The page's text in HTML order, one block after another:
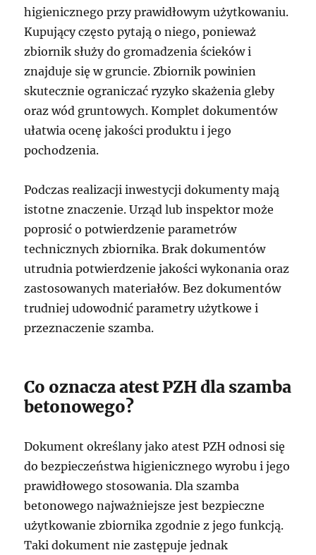
higienicznego przy prawidłowym użytkowaniu.
Kupujący często pytają o niego, ponieważ
zbiornik służy do gromadzenia ścieków i
znajduje się w gruncie. Zbiornik powinien
skutecznie ograniczać ryzyko skażenia gleby
oraz wód gruntowych. Komplet dokumentów
ułatwia ocenę jakości produktu i jego
pochodzenia.
Podczas realizacji inwestycji dokumenty mają
istotne znaczenie. Urząd lub inspektor może
poprosić o potwierdzenie parametrów
technicznych zbiornika. Brak dokumentów
utrudnia potwierdzenie jakości wykonania oraz
zastosowanych materiałów. Bez dokumentów
trudniej udowodnić parametry użytkowe i
przeznaczenie szamba.
Co oznacza atest PZH dla szamba
betonowego?
Dokument określany jako atest PZH odnosi się
do bezpieczeństwa higienicznego wyrobu i jego
prawidłowego stosowania. Dla szamba
betonowego najważniejsze jest bezpieczne
użytkowanie zbiornika zgodnie z jego funkcją.
Taki dokument nie zastępuje jednak